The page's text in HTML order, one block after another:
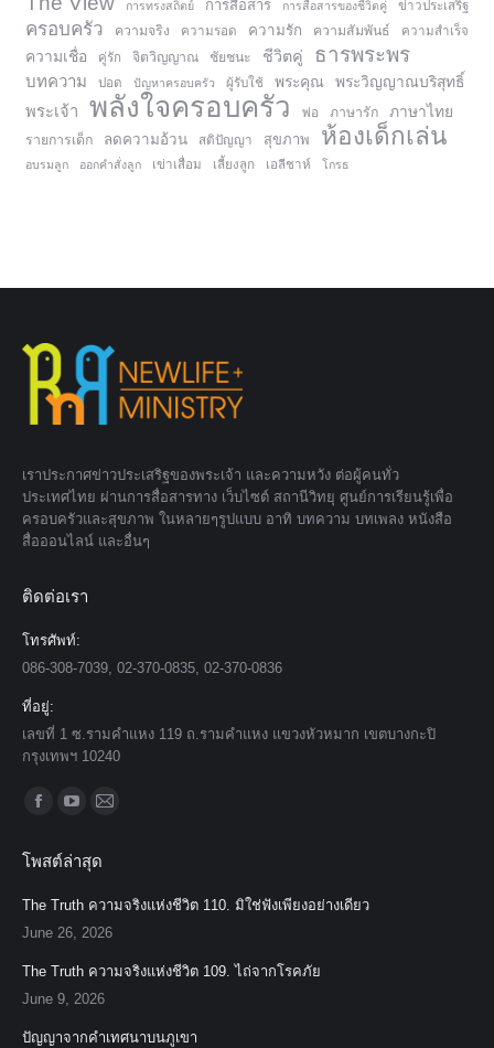
การทรงสถิตย์ การสื่อสาร การสื่อสารของชีวิตคู่ ข่าวประเสริฐ
ครอบครัว ความจริง ความรอด ความรัก ความสัมพันธ์ ความสำเร็จ
ความเชื่อ คู่รัก จิตวิญญาณ ชัยชนะ ชีวิตคู่ ธารพระพร
บทความ ปอด ปัญหาครอบครัว ผู้รับใช้ พระคุณ
พระวิญญาณบริสุทธิ์
พระเจ้า
พลังใจครอบครัว พ่อ ภาษารัก ภาษาไทย
รายการเด็ก ลดความอ้วน สติปัญญา สุขภาพ ห้องเด็กเล่น
อบรมลูก ออกคำสั่งลูก เข่าเสื่อม เลี้ยงลูก เอลีชาห์ โกรธ
เราประกาศข่าวประเสริฐของพระเจ้า และความหวัง ต่อผู้คนทั่ว
ประเทศไทย ผ่านการสื่อสารทาง เว็บไซต์ สถานีวิทยุ ศูนย์การเรียนรู้เพื่อ
ครอบครัวและสุขภาพ ในหลายๆรูปแบบ อาทิ บทความ บทเพลง หนังสือ
สื่อออนไลน์ และอื่นๆ
ติดต่อเรา
โทรศัพท์:
086-308-7039, 02-370-0835, 02-370-0836
ที่อยู่:
เลขที่ 1 ซ.รามคำแหง 119 ถ.รามคำแหง แขวงหัวหมาก เขตบางกะปิ
กรุงเทพฯ 10240
Find us on:
opens
in
new
opens
in
new
in
new
โพสต์ล่าสุด
The Truth ความจริงแห่งชีวิต 110. มิใช่ฟังเพียงอย่างเดียว
June 26, 2026
The Truth ความจริงแห่งชีวิต 109. ไถ่จากโรคภัย
June 9, 2026
ปัญญาจากคำเทศนาบนภูเขา